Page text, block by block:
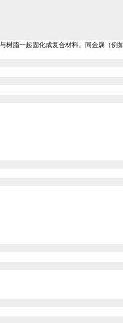
树脂一起固化成复合材料。同金属（例